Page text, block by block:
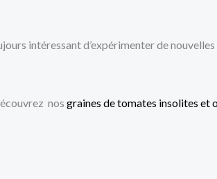
intéressant d’expérimenter de
nos graines de tomates insolites et